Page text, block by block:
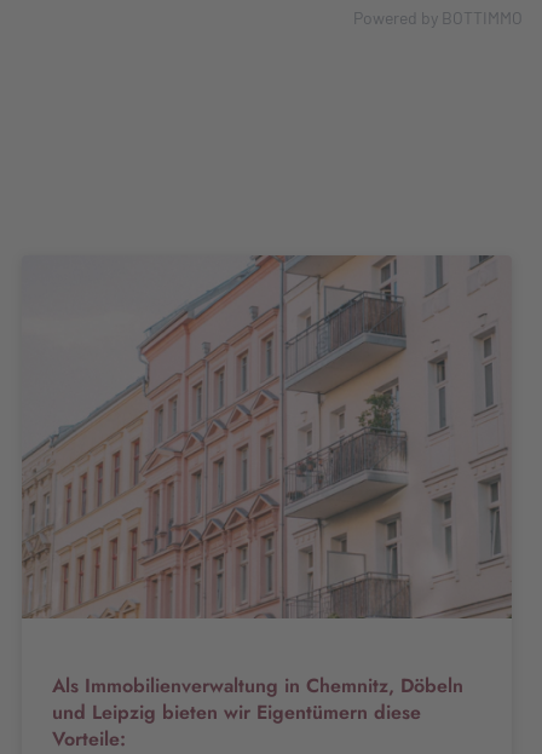
Als Immobilienverwaltung in Chemnitz, Döbeln
und Leipzig bieten wir Eigentümern diese
Vorteile: